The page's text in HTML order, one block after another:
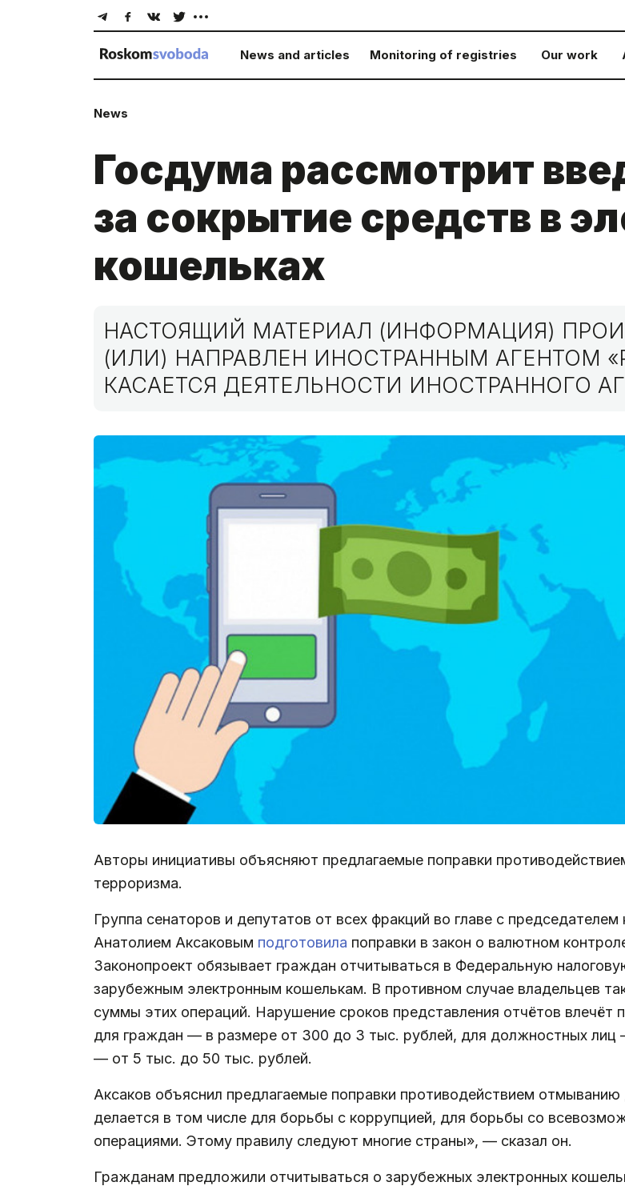
News and articles Monitoring of registries Our work
News
Госдума рассмотрит
за сокрытие средств в
кошельках
НАСТОЯЩИЙ МАТЕРИАЛ (ИНФОРМАЦИЯ)
(ИЛИ) НАПРАВЛЕН ИНОСТРАННЫМ АГЕНТОМ
КАСАЕТСЯ ДЕЯТЕЛЬНОСТИ ИНОСТРАННОГО
Авторы инициативы объясняют предлагаемые поправки
терроризма.
Группа сенаторов и депутатов от всех фракций во главе с
Анатолием Аксаковым подготовила поправки в закон о валютном
Законопроект обязывает граждан отчитываться в Федеральную
зарубежным электронным кошелькам. В противном случае владельцев
суммы этих операций. Нарушение сроков представления отчётов
для граждан — в размере от 300 до 3 тыс. рублей, для должностных
— от 5 тыс. до 50 тыс. рублей.
Аксаков объяснил предлагаемые поправки противодействием
делается в том числе для борьбы с коррупцией, для борьбы со
операциями. Этому правилу следуют многие страны», — сказал он.
Гражданам предложили отчитываться о зарубежных электронных